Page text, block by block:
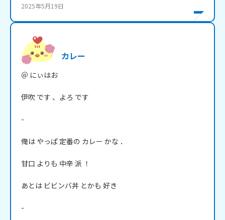
2025年5月19日
カレー
＠ にぃはお
伊吹 です 、よろ です
-
俺は やっぱ 定番の カレー かな ．
甘口 よりも 中辛 派 ！
あとは ビビンバ丼 とかも 好き
-